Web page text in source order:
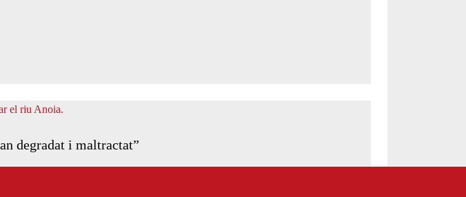
degradat i maltractat”